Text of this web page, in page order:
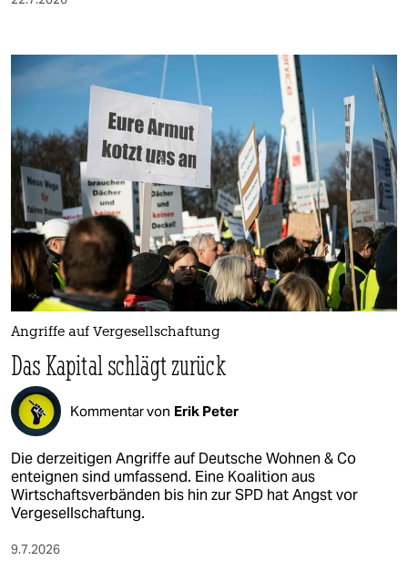
Angriffe auf Vergesellschaftung
Das Kapital schlägt zurück
Kommentar von Erik Peter
Die derzeitigen Angriffe auf Deutsche Wohnen & Co
enteignen sind umfassend. Eine Koalition aus
Wirtschaftsverbänden bis hin zur SPD hat Angst vor
Vergesellschaftung.
9.7.2026